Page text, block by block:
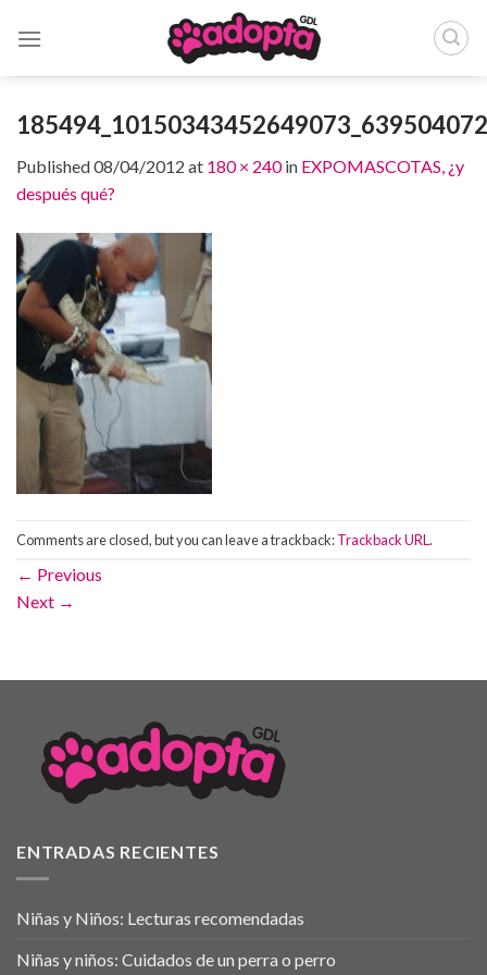
Published08/04/2012 at 180 × 240in EXPOMASCOTAS, ¿y
después qué?
Comments are closed, but you can leave a trackback:Trackback URL.
← Previous
Next →
ENTRADAS RECIENTES
Niñas y Niños: Lecturas recomendadas
Niñas y niños: Cuidados de un perra o perro